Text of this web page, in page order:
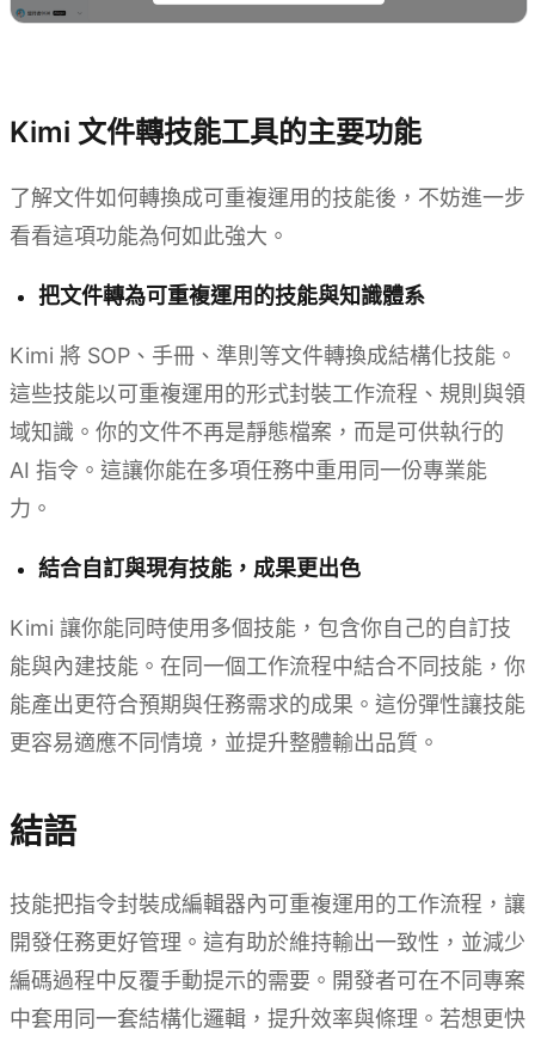
Kimi 文件轉技能工具的主要功能
了解文件如何轉換成可重複運用的技能後，不妨進一步
看看這項功能為何如此強大。
把文件轉為可重複運用的技能與知識體系
Kimi 將 SOP、手冊、準則等文件轉換成結構化技能。
這些技能以可重複運用的形式封裝工作流程、規則與領
域知識。你的文件不再是靜態檔案，而是可供執行的
AI 指令。這讓你能在多項任務中重用同一份專業能
力。
結合自訂與現有技能，成果更出色
Kimi 讓你能同時使用多個技能，包含你自己的自訂技
能與內建技能。在同一個工作流程中結合不同技能，你
能產出更符合預期與任務需求的成果。這份彈性讓技能
更容易適應不同情境，並提升整體輸出品質。
結語
技能把指令封裝成編輯器內可重複運用的工作流程，讓
開發任務更好管理。這有助於維持輸出一致性，並減少
編碼過程中反覆手動提示的需要。開發者可在不同專案
中套用同一套結構化邏輯，提升效率與條理。若想更快